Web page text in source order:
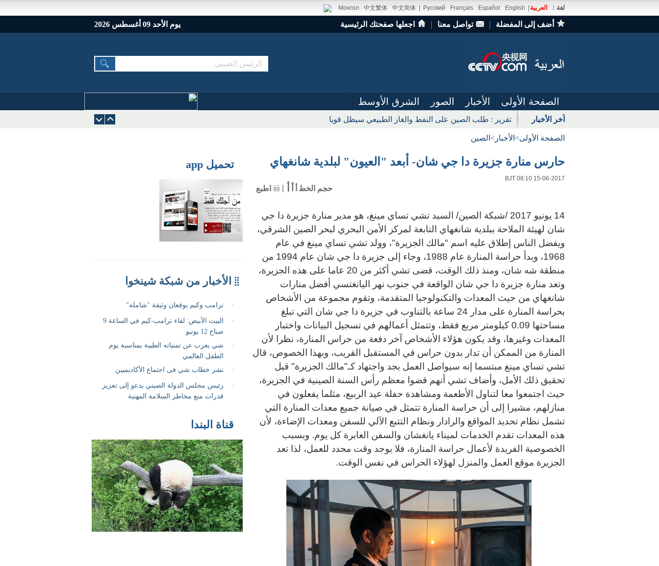
لغة： العربية English
Español
Français
Русский
中文简体
中文繁体
Монгол
أضف إلى المفضلة تواصل معنا اجعلها صفحتك الرئيسية يوم الأحد 09 أغسطس 2026
الصفحة الأولى الأخبار الصور الشرق الأوسط
آخر الأخبار تقرير : طلب الصين على النفط والغاز الطبيعي سيظل قويا
الصفحة الأولى> الأخبار > الصين
تحميل app
قناة البندا
حارس منارة جزيرة دا جي شان- أبعد "العيون" لبلدية شانغهاي
BJT 08:10 15-06-2017
اطبع حجم الخط
14
يونيو 2017 /شبكة الصين/ السيد تشي تساي مينغ، هو مدير منارة جزيرة دا جي
شان لهيئة الملاحة ببلدية شانغهاي التابعة لمركز الأمن البحري لبحر الصين الشرقي،
ويفضل الناس إطلاق عليه اسم "مالك الجزيرة"، وولد تشي تساي مينغ في عام
1968، وبدأ حراسة المنارة عام 1988، وجاء إلى جزيرة دا جي شان عام 1994 من
منطقة شه شان، ومنذ ذلك الوقت، قضى تشي أكثر من 20 عاما على هذه الجزيرة،
وتعد منارة جزيرة دا جي شان الواقعة في جنوب نهر اليانغتسي أفضل منارات
شانغهاي من حيث المعدات والتكنولوجيا المتقدمة، وتقوم مجموعة من الأشخاص
بحراسة المنارة على مدار 24 ساعة بالتناوب في جزيرة دا جي شان التي تبلغ
مساحتها 0.09 كيلومتر مربع فقط، وتتمثل أعمالهم في تسجيل البيانات واختبار
المعدات وغيرها، وقد يكون هؤلاء الأشخاص آخر دفعة من حراس المنارة، نظرا لأن
المنارة من الممكن أن تدار بدون حراس في المستقبل القريب، وبهذا الخصوص، قال
تشي تساي مينغ مبتسما إنه سيواصل العمل بجد واجتهاد كـ"مالك الجزيرة" قبل
تحقيق ذلك الأمل، وأضاف تشي أنهم قضوا معظم رأس السنة الصينية في الجزيرة،
حيث اجتمعوا معا لتناول الأطعمة ومشاهدة حفلة عيد الربيع، مثلما يفعلون في
منازلهم، مشيرا إلى أن حراسة المنارة تتمثل في صيانة جميع معدات المنارة التي
تشمل نظام تحديد المواقع والرادار ونظام التتبع الآلي للسفن ومعدات الإضاءة، لأن
هذه المعدات تقدم الخدمات لميناء يانغشان والسفن العابرة كل يوم. وبسبب
الخصوصية الفريدة لأعمال حراسة المنارة، فلا يوجد وقت محدد للعمل، لذا تعد
الجزيرة موقع العمل والمنزل لهؤلاء الحراس في نفس الوقت.